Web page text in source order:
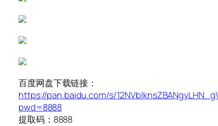
百度网盘下载链接：
https://pan.baidu.com/s/
pwd=8888
提取码：8888